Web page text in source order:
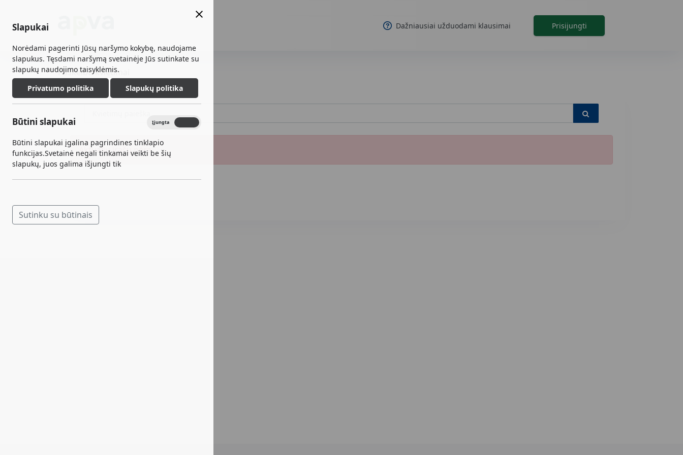
Slapukai
Norėdami pagerinti Jūsų naršymo kokybę, naudojame
slapukus. Tęsdami naršymą svetainėje Jūs sutinkate su
slapukų naudojimo taisyklėmis.
Privatumo politika
Slapukų politika
Būtini slapukai Įjungta
Būtini slapukai įgalina pagrindines tinklapio
funkcijas.Svetainė negali tinkamai veikti be šių
slapukų, juos galima išjungti tik
Sutinku su būtinais
Dažniausiai užduodami klausimai Prisijungti
Paskelbti kvietimai
Aktualių įrašų nėra.